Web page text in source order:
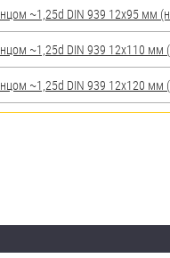
~1,25d DIN 939 12х95 мм
~1,25d DIN 939 12х110 мм
~1,25d DIN 939 12х120 мм